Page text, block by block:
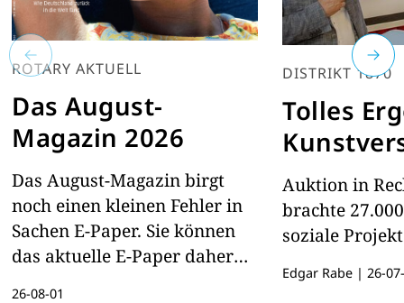
ROTARY AKTUELL
Das August-
Magazin 2026
Das August-Magazin birgt
noch einen kleinen Fehler in
Sachen E-Paper. Sie können
das aktuelle E-Paper daher
26-08-01
DISTRIKT 1870
Tolles
Auktion in
brachte
soziale
Edgar Rabe | 26-